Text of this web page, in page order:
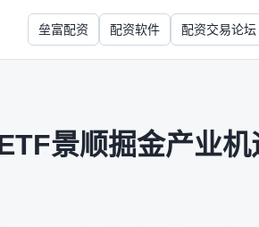
垒富配资 配资软件 配资交易论坛
景顺掘金产业机